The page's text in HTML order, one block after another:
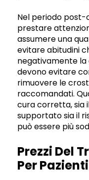
Nel periodo
prestare
assumere una
evitare abitudini
negativamente la
devono evitare
rimuovere le
raccomandati.
cura corretta, sia
supportato sia il
può essere più
Prezzi Del
Per